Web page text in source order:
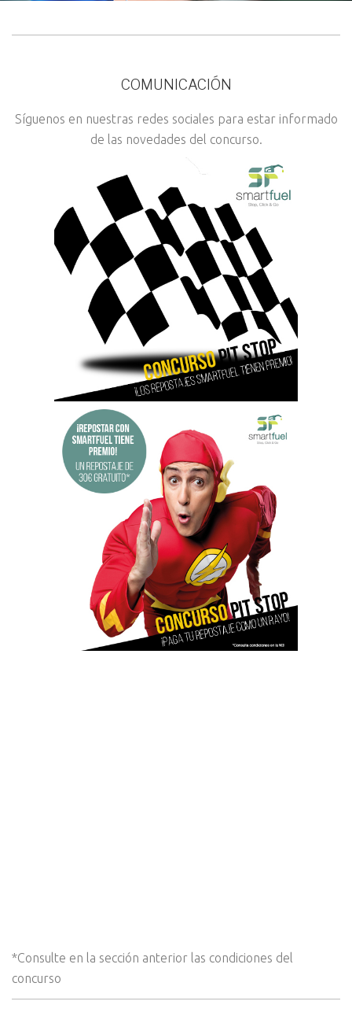
COMUNICACIÓN
Síguenos en nuestras redes sociales para estar informado
de las novedades del concurso.
*Consulte en la sección anterior las condiciones del
concurso